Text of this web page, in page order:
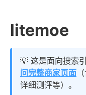
litemoe
💡 这是面向搜索
问完整商家页面
详细测评等）。